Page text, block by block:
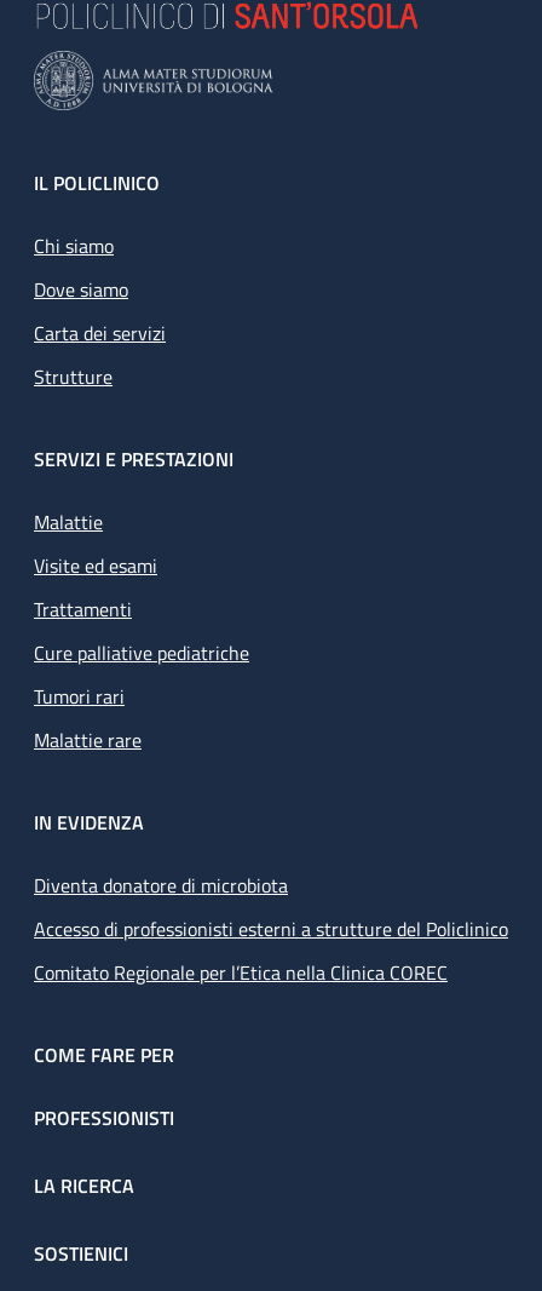
Footer
IL POLICLINICO
Chi siamo
Dove siamo
Carta dei servizi
Strutture
SERVIZI E PRESTAZIONI
Malattie
Visite ed esami
Trattamenti
Cure palliative pediatriche
Tumori rari
Malattie rare
IN EVIDENZA
Diventa donatore di microbiota
Accesso di professionisti esterni a strutture del Policlinico
Comitato Regionale per l’Etica nella Clinica COREC
COME FARE PER
PROFESSIONISTI
LA RICERCA
SOSTIENICI